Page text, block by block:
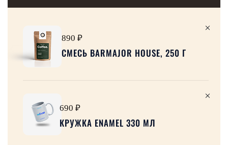
890 ₽
СМЕСЬ BARMAJOR HOUSE, 250 Г
690 ₽
КРУЖКА ENAMEL 330 МЛ